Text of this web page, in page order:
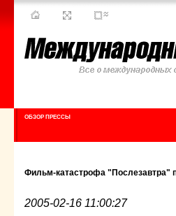
ОБЗОР ПРЕССЫ
Фильм-катастрофа "Послезавтра"
2005-02-16 11:00:27